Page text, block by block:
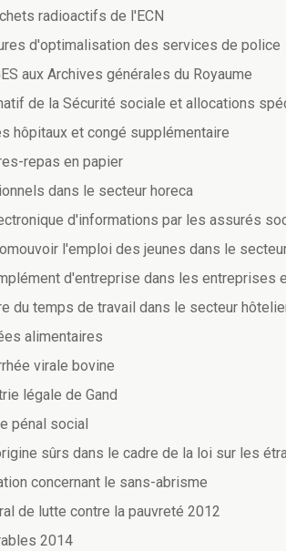
radioactifs de l'ECN
d'optimalisation des services de police
aux Archives générales du Royaume
de la Sécurité sociale et allocations
hôpitaux et congé supplémentaire
repas en papier
dans le secteur horeca
d'informations par les assurés
l'emploi des jeunes dans le
d'entreprise dans les entreprises
du temps de travail dans le secteur
alimentaires
virale bovine
légale de Gand
pénal social
sûrs dans le cadre de la loi sur les
concernant le sans-abrisme
de lutte contre la pauvreté 2012
2014